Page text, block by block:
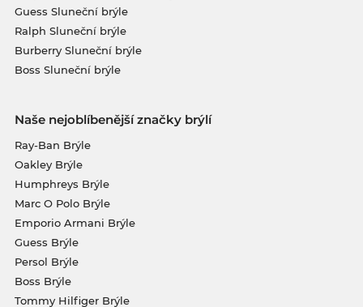
Guess Sluneční brýle
Ralph Sluneční brýle
Burberry Sluneční brýle
Boss Sluneční brýle
Naše nejoblíbenější značky brýlí
Ray-Ban Brýle
Oakley Brýle
Humphreys Brýle
Marc O Polo Brýle
Emporio Armani Brýle
Guess Brýle
Persol Brýle
Boss Brýle
Tommy Hilfiger Brýle